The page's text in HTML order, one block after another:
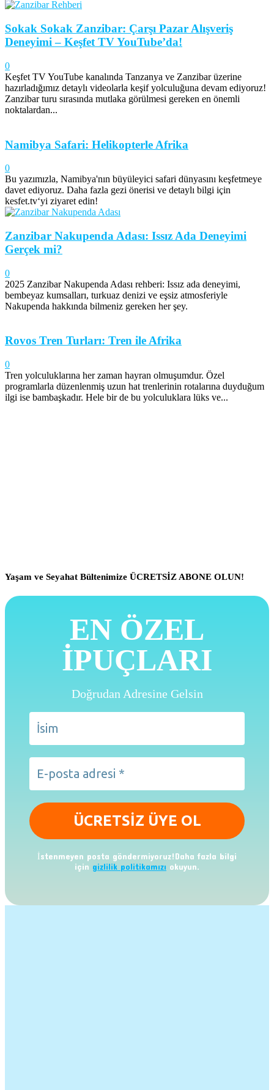
Sokak Sokak Zanzibar: Çarşı Pazar Alışveriş
Deneyimi – Keşfet TV YouTube’da!
0
Keşfet TV YouTube kanalında Tanzanya ve Zanzibar üzerine
hazırladığımız detaylı videolarla keşif yolculuğuna devam ediyoruz!
Zanzibar turu sırasında mutlaka görülmesi gereken en önemli
noktalardan...
Namibya Safari: Helikopterle Afrika
0
Bu yazımızla, Namibya'nın büyüleyici safari dünyasını keşfetmeye
davet ediyoruz. Daha fazla gezi önerisi ve detaylı bilgi için
kesfet.tv‘yi ziyaret edin!
Zanzibar Nakupenda Adası: Issız Ada Deneyimi
Gerçek mi?
0
2025 Zanzibar Nakupenda Adası rehberi: Issız ada deneyimi,
bembeyaz kumsalları, turkuaz denizi ve eşsiz atmosferiyle
Nakupenda hakkında bilmeniz gereken her şey.
Rovos Tren Turları: Tren ile Afrika
0
Tren yolculuklarına her zaman hayran olmuşumdur. Özel
programlarla düzenlenmiş uzun hat trenlerinin rotalarına duyduğum
ilgi ise bambaşkadır. Hele bir de bu yolculuklara lüks ve...
Yaşam ve Seyahat Bültenimize ÜCRETSİZ ABONE OLUN!
EN ÖZEL
İPUÇLARI
Doğrudan Adresine Gelsin
İstenmeyen posta göndermiyoruz!Daha fazla bilgi
için gizlilik politikamızı okuyun.